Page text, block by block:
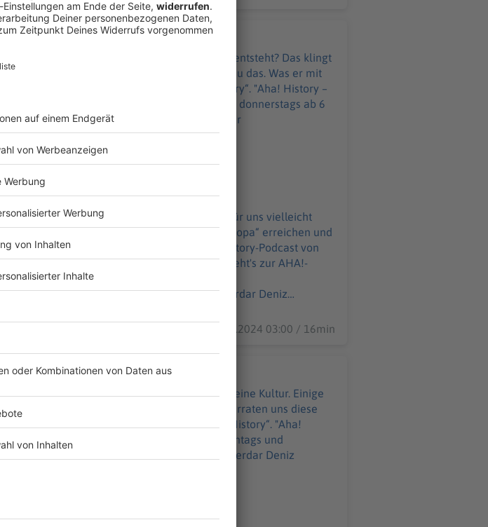
wollte
austrocknen wollte
Afrika und Europa ein neuer Riesenkontinent entsteht? Das klingt
Jahren plante ein deutscher Architekt genau das. Was er mit
umsetzen wollte, erklärt „Aha! History“. "Aha! History –
Podcast von WELT. Immer montags und donnerstags ab 6
podcasts/aha-zehn-minuten-alltags-
Traum-unbegrenzter-Energie-Podcast.html Produktion:
Impressum:
Impressum.html Datenschutz:
Datenschutzerklaerung-WELT-DIGITAL.html
neuer Riesenkontinent entsteht? Das klingt für uns vielleicht
genau das. Was er mit dem Projekt „Atlantropa“ erreichen und
zehn-minuten-alltags-
Podcast.html Produktion: Serdar Deniz
WELT-DIGITAL.html
30.12.2024 03:00 / 16min
Sapiens entwickelten die frühen Menschen eine Kultur. Einige
wurden in Deutschland gefunden. Was verraten uns diese
damals? Darum geht es in „Aha! History“. "Aha!
neue History-Podcast von WELT. Immer montags und
Impressum.html Datenschutz:
Datenschutzerklaerung-WELT-DIGITAL.html